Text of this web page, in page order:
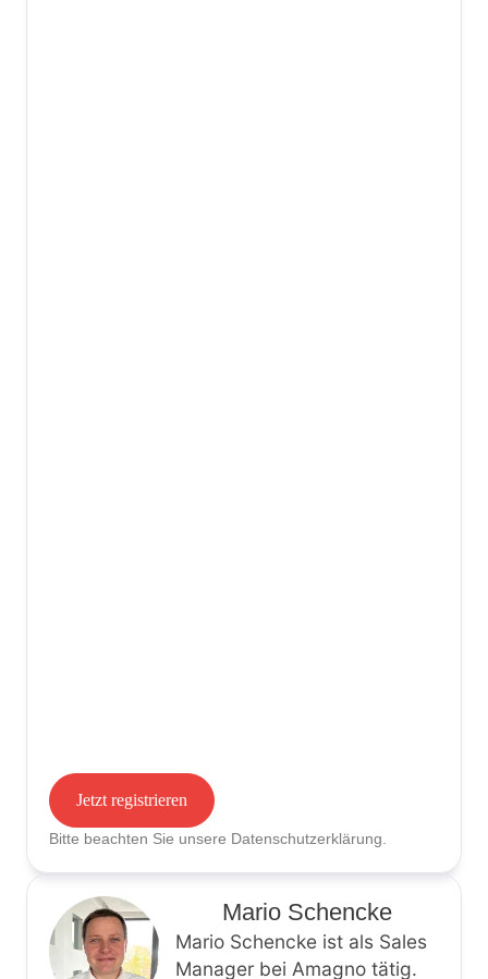
Jetzt registrieren
Bitte beachten Sie unsere Datenschutzerklärung
Mario Schencke
Mario Schencke ist als Sales
Manager bei Amagno tätig.